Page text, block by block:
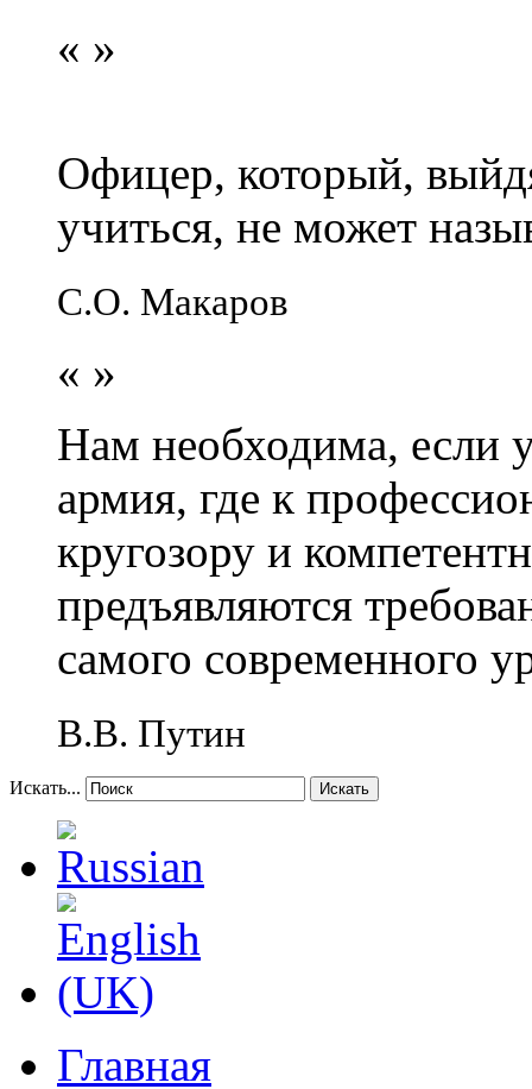
« »
Офицер, который,
учиться, не может
С.О. Макаров
« »
Нам необходима, если
армия, где к
кругозору и
предъявляются
самого современного
В.В. Путин
Искать... Искать
Главная